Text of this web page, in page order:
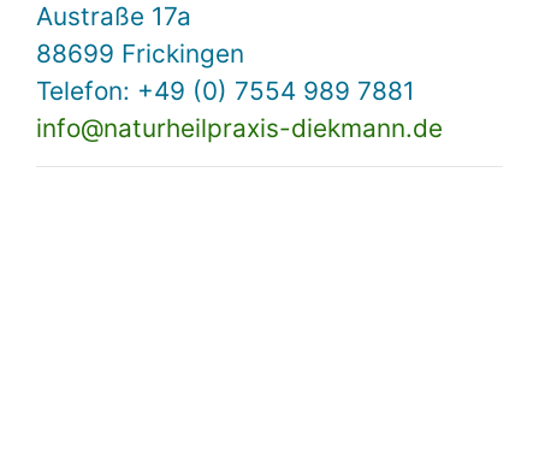
Austraße 17a
88699 Frickingen
Telefon: +49 (0) 7554 989 7881
info@naturheilpraxis-diekmann.de